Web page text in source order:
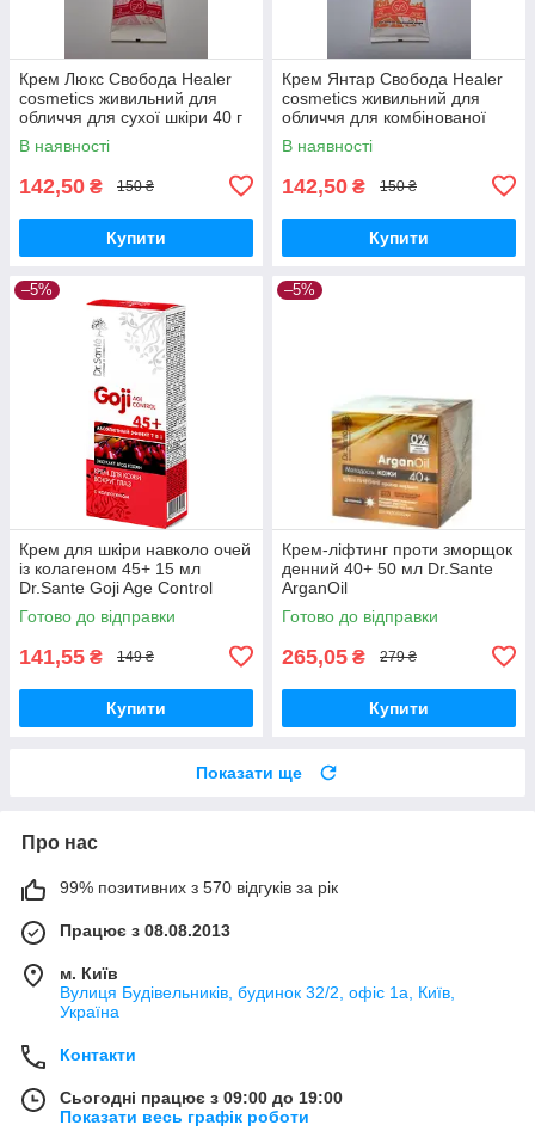
Крем Люкс Свобода Healer
cosmetics живильний для
обличчя для сухої шкіри 40 г
В наявності
142,50 ₴ 150 ₴
Купити
Крем Янтар Свобода Healer
cosmetics живильний для
обличчя для комбінованої
шкіри 40 г
В наявності
142,50 ₴ 150 ₴
Купити
–5%
Крем для шкіри навколо очей
із колагеном 45+ 15 мл
Dr.Sante Goji Age Control
Готово до відправки
141,55 ₴ 149 ₴
Купити
–5%
Крем-ліфтинг проти зморщок
денний 40+ 50 мл Dr.Sante
ArganOil
Готово до відправки
265,05 ₴ 279 ₴
Купити
Показати ще
Про нас
99% позитивних з 570 відгуків за рік
Працює з 08.08.2013
м. Київ
Вулиця Будівельників, будинок 32/2, офіс 1а, Київ,
Україна
Контакти
Сьогодні працює з 09:00 до 19:00
Показати весь графік роботи